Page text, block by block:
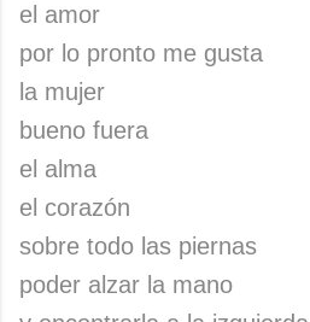
el amor
por lo pronto me gusta
la mujer
bueno fuera
el alma
el corazón
sobre todo las piernas
poder alzar la mano